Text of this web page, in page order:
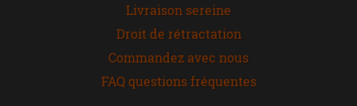
Livraison sereine
Droit de rétractation
Commandez avec nous
FAQ questions fréquentes